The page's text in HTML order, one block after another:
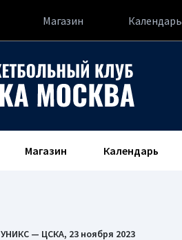
Магазин Календарь
Магазин Календарь
УНИКС — ЦСКА, 23 ноября 2023